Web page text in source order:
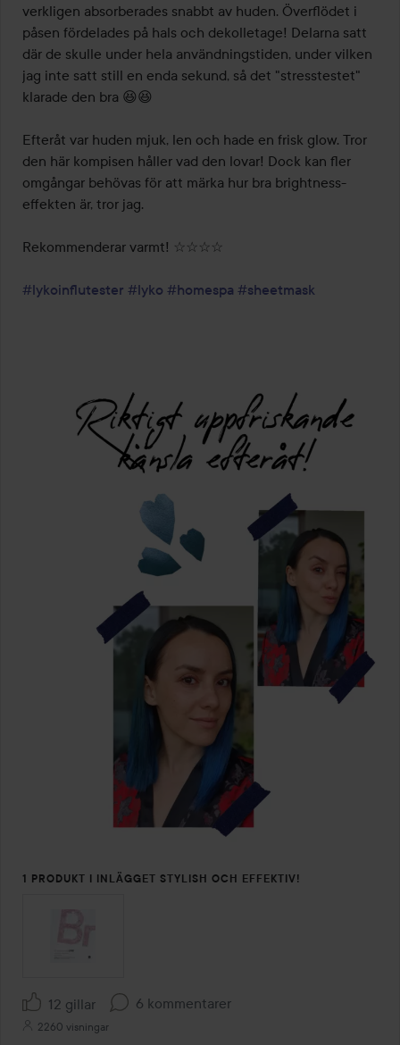
verkligen absorberades snabbt av huden. Överflödet i
påsen fördelades på hals och dekolletage! Delarna satt
där de skulle under hela användningstiden, under vilken
jag inte satt still en enda sekund, så det "stresstestet"
klarade den bra 😆😆
Efteråt var huden mjuk, len och hade en frisk glow. Tror
den här kompisen håller vad den lovar! Dock kan fler
omgångar behövas för att märka hur bra brightness-
effekten är, tror jag.
Rekommenderar varmt! ☆☆☆☆
#lykoinflutester #lyko #homespa #sheetmask
1 PRODUKT I INLÄGGET STYLISH OCH EFFEKTIV!
12 gillar 6 kommentarer
2260 visningar